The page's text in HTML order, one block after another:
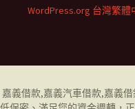
WordPress.org 台灣繁體
嘉義借款,嘉義汽車借款,嘉義